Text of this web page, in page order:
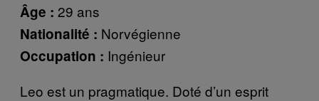
Âge : 29 ans
Nationalité : Norvégienne
Occupation : Ingénieur
Leo est un pragmatique. Doté d’un esprit